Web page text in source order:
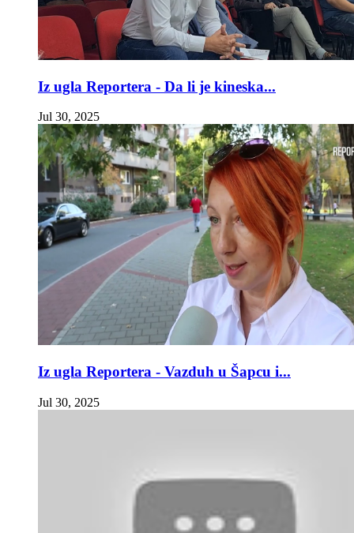
Iz ugla Reportera - Da li je kineska...
Jul 30, 2025
Iz ugla Reportera - Vazduh u Šapcu i...
Jul 30, 2025